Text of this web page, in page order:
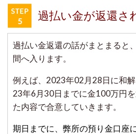
過払い金が返還さ
過払い金返還の話がまとまると
間へ入ります。
例えば、2023年02月28日に和
23年6月30日までに金100万円
た内容で合意していきます。
期日までに、弊所の預り金口座